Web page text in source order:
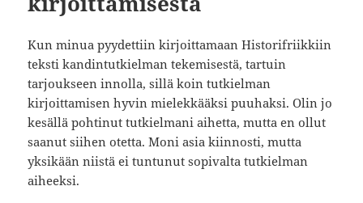
Kun minua pyydettiin kirjoittamaan Historifriikkiin
teksti kandintutkielman tekemisestä, tartuin
tarjoukseen innolla, sillä koin tutkielman
kirjoittamisen hyvin mielekkääksi puuhaksi. Olin jo
kesällä pohtinut tutkielmani aihetta, mutta en ollut
saanut siihen otetta. Moni asia kiinnosti, mutta
yksikään niistä ei tuntunut sopivalta tutkielman
aiheeksi.